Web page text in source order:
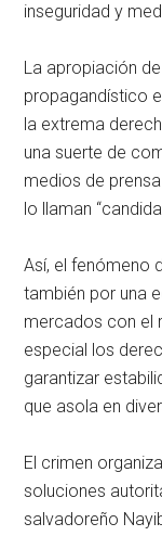
inseguridad y
La apropiación
propagandístico
la extrema
una suerte de
medios de
lo llaman
Así, el fenómeno
también por una
mercados con el
especial los
garantizar
que asola en
El crimen
soluciones
salvadoreño